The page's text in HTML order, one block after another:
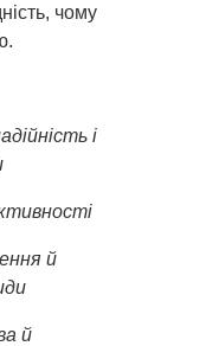
чому
і
й
й